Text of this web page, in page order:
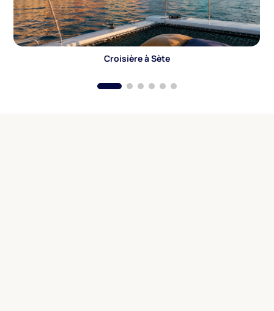
Croisière à Sète